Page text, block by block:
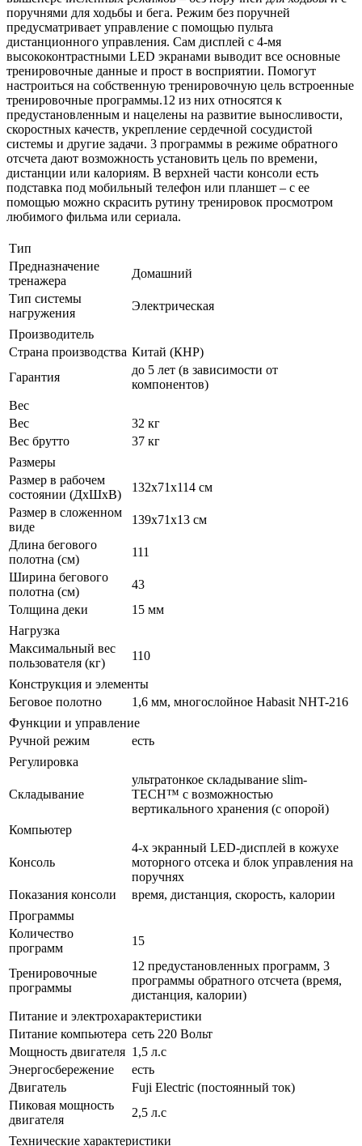
поручнями для ходьбы и бега. Режим без поручней
предусматривает управление с помощью пульта
дистанционного управления. Сам дисплей с 4-мя
высококонтрастными LED экранами выводит все основные
тренировочные данные и прост в восприятии. Помогут
настроиться на собственную тренировочную цель встроенные
тренировочные программы.12 из них относятся к
предустановленным и нацелены на развитие выносливости,
скоростных качеств, укрепление сердечной сосудистой
системы и другие задачи. 3 программы в режиме обратного
отсчета дают возможность установить цель по времени,
дистанции или калориям. В верхней части консоли есть
подставка под мобильный телефон или планшет – с ее
помощью можно скрасить рутину тренировок просмотром
любимого фильма или сериала.
Тип
Предназначение
тренажера
Домашний
Тип системы
нагружения
Электрическая
Производитель
Страна производства Китай (КНР)
Гарантия
до 5 лет (в зависимости от
компонентов)
Вес
Вес
32 кг
Вес брутто
37 кг
Размеры
Размер в рабочем
состоянии (ДxШxВ)
132х71х114 см
Размер в сложенном
виде
139х71х13 см
Длина бегового
полотна (см)
111
Ширина бегового
полотна (см)
43
Толщина деки
15 мм
Нагрузка
Максимальный вес
пользователя (кг)
110
Конструкция и элементы
Беговое полотно
1,6 мм, многослойное Habasit NНT-216
Функции и управление
Ручной режим
есть
Регулировка
Складывание
ультратонкое складывание slim-
TECH™ с возможностью
вертикального хранения (с опорой)
Компьютер
Консоль
4-х экранный LED-дисплей в кожухе
моторного отсека и блок управления на
поручнях
Показания консоли
время, дистанция, скорость, калории
Программы
Количество
программ
15
Тренировочные
программы
12 предустановленных программ, 3
программы обратного отсчета (время,
дистанция, калории)
Питание и электрохарактеристики
Питание компьютера сеть 220 Вольт
Мощность двигателя 1,5 л.с
Энергосбережение
есть
Двигатель
Fuji Electric (постоянный ток)
Пиковая мощность
двигателя
2,5 л.с
Технические характеристики